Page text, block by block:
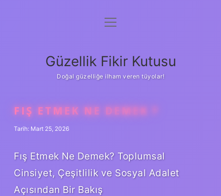
Anasayfa
Yasal Uyarı
menüyü
Güzellik Fikir Kutusu
Doğal güzelliğe ilham veren tüyolar!
FIŞ ETMEK NE DEMEK ?
Tarih: Mart 25, 2026
Fış Etmek Ne Demek? Toplumsal
Cinsiyet, Çeşitlilik ve Sosyal Adalet
Açısından Bir Bakış